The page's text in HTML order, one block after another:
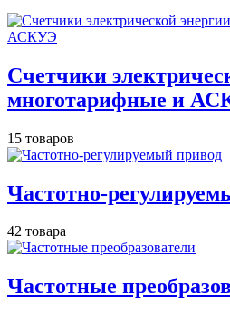
Счетчики
многотарифные и
15 товаров
Частотно-
42 товара
Частотные